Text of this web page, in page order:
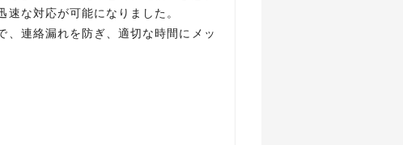
な対応が可能になりました。
、連絡漏れを防ぎ、適切な時間にメッ